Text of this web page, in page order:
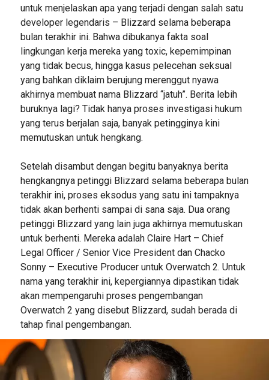
untuk menjelaskan apa yang terjadi dengan salah satu
developer legendaris – Blizzard selama beberapa
bulan terakhir ini. Bahwa dibukanya fakta soal
lingkungan kerja mereka yang toxic, kepemimpinan
yang tidak becus, hingga kasus pelecehan seksual
yang bahkan diklaim berujung merenggut nyawa
akhirnya membuat nama Blizzard “jatuh”. Berita lebih
buruknya lagi? Tidak hanya proses investigasi hukum
yang terus berjalan saja, banyak petingginya kini
memutuskan untuk hengkang.
Setelah disambut dengan begitu banyaknya berita
hengkangnya petinggi Blizzard selama beberapa bulan
terakhir ini, proses eksodus yang satu ini tampaknya
tidak akan berhenti sampai di sana saja. Dua orang
petinggi Blizzard yang lain juga akhirnya memutuskan
untuk berhenti. Mereka adalah Claire Hart – Chief
Legal Officer / Senior Vice President dan Chacko
Sonny – Executive Producer untuk Overwatch 2. Untuk
nama yang terakhir ini, kepergiannya dipastikan tidak
akan mempengaruhi proses pengembangan
Overwatch 2 yang disebut Blizzard, sudah berada di
tahap final pengembangan.